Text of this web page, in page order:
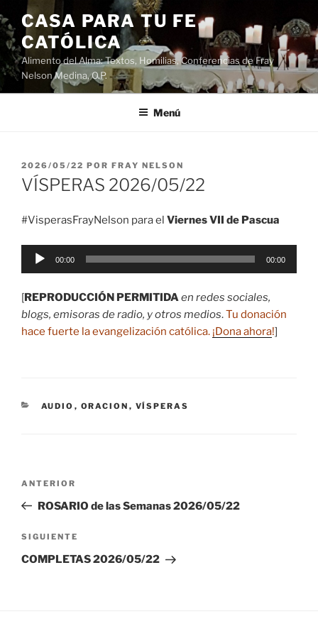
Saltar
al
contenido
CASA PARA TU FE
CATÓLICA
Alimento del Alma: Textos, Homilias, Conferencias de Fray
Nelson Medina, O.P.
Menú
PUBLICADO
EL
2026/05/22 POR FRAY NELSON
VÍSPERAS 2026/05/22
#VisperasFrayNelson para el Viernes VII de Pascua
Reproductor
00:00 00:00
[REPRODUCCIÓN PERMITIDAen redes sociales,
blogs, emisoras de radio, y otros medios.Tu donación
hace fuerte la evangelización católica. ¡Dona ahora!]
CATEGORÍAS
AUDIO , ORACION , VÍSPERAS
entradas
Entrada
anterior:
ANTERIOR
ROSARIO de las Semanas 2026/05/22
Siguiente
entrada
SIGUIENTE
COMPLETAS 2026/05/22